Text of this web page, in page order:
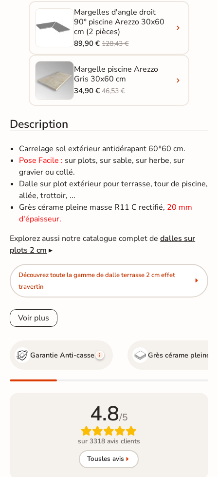
Margelles d'angle droit
90° piscine Arezzo 30x60
cm (2 pièces)
89,90 €128,43 €
Margelle piscine Arezzo
Gris 30x60 cm
34,90 €46,53 €
Description
Carrelage sol extérieur antidérapant 60*60 cm.
Pose Facile : sur plots, sur sable, sur herbe, sur
gravier ou collé.
Dalle sur plot extérieur pour terrasse, tour de piscine,
allée, trottoir, ...
Grès cérame pleine masse R11 C rectifié, 20 mm
d'épaisseur.
Explorez aussi notre catalogue complet dedalles sur
plots 2 cm ▸
Découvrez toute la gamme de dalle terrasse 2 cm effet
travertin
Voir plus
Garantie Anti-casse Grès cérame pleine
4.8/5

sur 3318 avis clients
Tousles avis